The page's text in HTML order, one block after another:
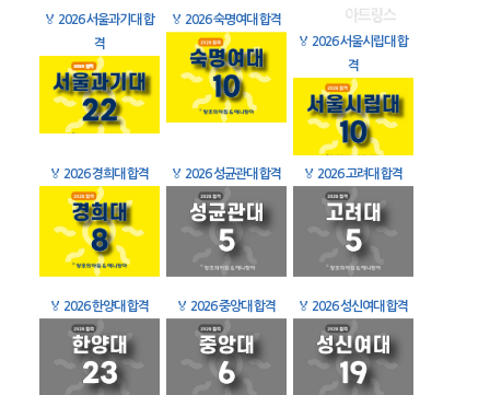
🏅 2026 서울과기대 합
격
🏅 2026 숙명여대 합격
🏅 2026 서울시립대 합
격
🏅 2026 경희대 합격 🏅 2026 성균관대 합격 🏅 2026 고려대 합격
🏅 2026 한양대 합격 🏅 2026 중앙대 합격 🏅 2026 성신여대 합격